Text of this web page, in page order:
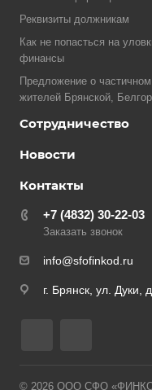
Реквизиты должникам
Как не попасться на
финансы
Предложение о
жителей Брянской,
Сотрудничество
Новости
Контакты
+7 (4832) 30-22-03
Заказать звонок
info@sfofinkod.ru
г. Брянск, ул. Дуки,
© 2026 ООО СФО